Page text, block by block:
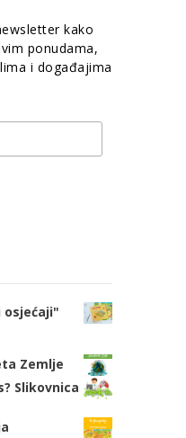
kako
ponudama,
i događajima
osjećaji"
Zemlje
Slikovnica